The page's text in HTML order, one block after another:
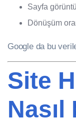
Sayfa
Dönüşüm
Google da bu
Site